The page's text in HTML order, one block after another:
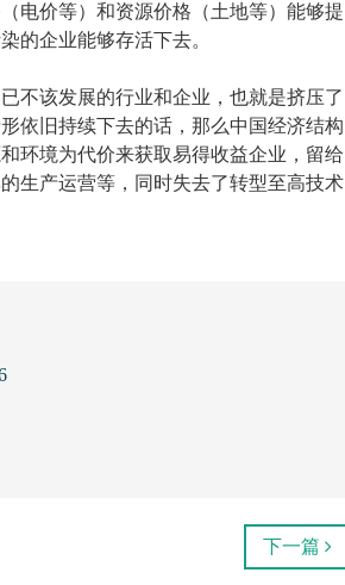
电价等）和资源价格（土地等）能够提
的企业能够存活下去。
不该发展的行业和企业，也就是挤压了
依旧持续下去的话，那么中国经济结构
环境为代价来获取易得收益企业，留给
生产运营等，同时失去了转型至高技术
下一篇